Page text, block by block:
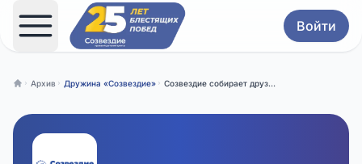
Войти
Архив Дружина «Созвездие» Созвездие собирает друзей (2026)